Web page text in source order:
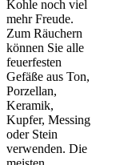
Kohle noch viel
mehr Freude.
Zum Räuchern
können Sie alle
feuerfesten
Gefäße aus Ton,
Porzellan,
Keramik,
Kupfer, Messing
oder Stein
verwenden. Die